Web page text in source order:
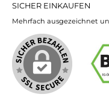
SICHER EINKAUFEN
Mehrfach ausgezeichnet